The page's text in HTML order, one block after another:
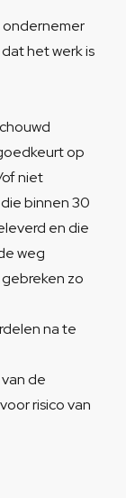
ondernemer
het werk is
op
niet
binnen 30
en die
weg
zo
na te
de
risico van